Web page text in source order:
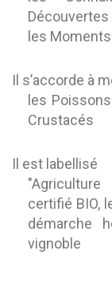
Découvertes
les
Il s’accorde à
les
Crustacés
Il est labellisé
certifié BIO,
démarche
vignoble